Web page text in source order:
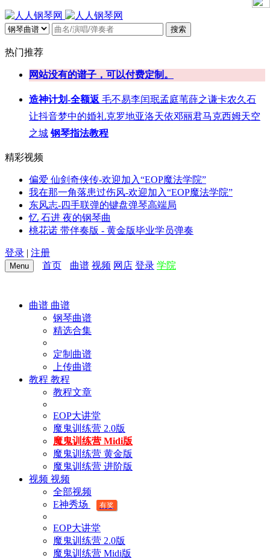
搜索
热门推荐
网站没有的谱子，可以付费定制。
造神计划-全额返 毛不易李闰珉孟庭苇薛之谦卡农久石
让抖音梦中的婚礼克罗地亚洛天依邓丽君马克西姆天空
之城 钢琴指法教程
精彩视频
偏爱 仙剑奇侠传-欢迎加入“EOP魔法学院”
我在那一角落患过伤风-欢迎加入“EOP魔法学院”
东风志-四手联弹的键盘弹琴高端局
忆 石进 夜的钢琴曲
桃花诺 带伴奏版 - 黄金版毕业学员弹奏
登录 | 注册
Menu 首页 曲谱 视频 网店 登录 学院
曲谱 曲谱
钢琴曲谱
精选合集
定制曲谱
上传曲谱
教程 教程
教程文章
EOP大讲堂
魔鬼训练营 2.0版
魔鬼训练营 Midi版
魔鬼训练营 黄金版
魔鬼训练营 进阶版
视频 视频
全部视频
E神秀场
有奖
EOP大讲堂
魔鬼训练营 2.0版
魔鬼训练营 Midi版